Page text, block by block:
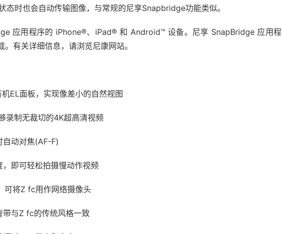
态时也会自动传输图像，与常规的尼享Snapbridge功能类似。
应用程序的 iPhone®、iPad® 和 Android™ 设备。尼享 SnapBridge 应用程
有关详细信息，请浏览尼康网站。
EL面板，实现像差小的自然视图
录制无裁切的4K超高清视频
自动对焦(AF-F)
，即可轻松拍摄慢动作视频
可将Z fc用作网络摄像头
带与Z fc的传统风格一致